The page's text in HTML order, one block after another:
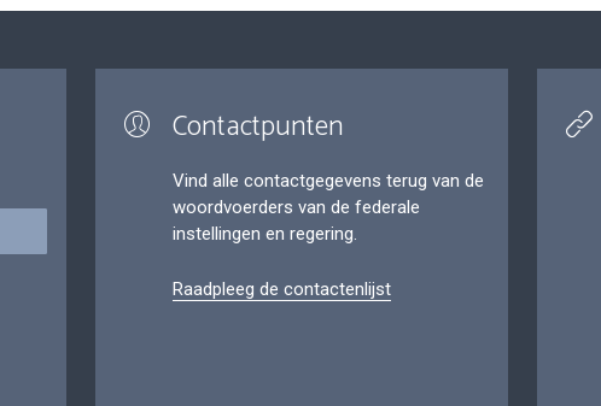
Contactpunten
Vind alle contactgegevens terug van de
woordvoerders van de federale
instellingen en regering.
Raadpleeg de contactenlijst